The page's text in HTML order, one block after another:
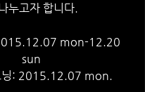
누고자 합니다.
mon-12.20
sun
오프닝: 2015.12.07 mon.